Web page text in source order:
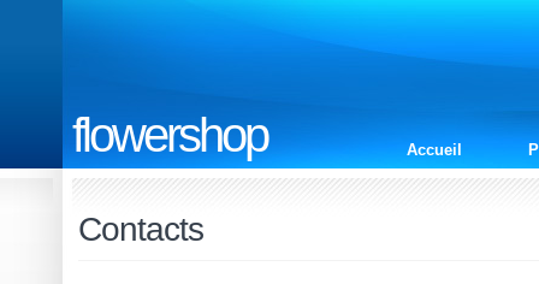
flowershop Accueil
Contacts